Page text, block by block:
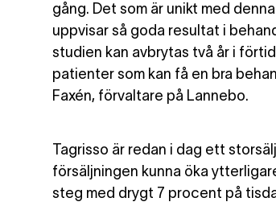
gång. Det som är unikt med
uppvisar så goda resultat i
studien kan avbrytas två år i
patienter som kan få en bra
Faxén, förvaltare på Lannebo.
Tagrisso är redan i dag ett
försäljningen kunna öka
steg med drygt 7 procent på